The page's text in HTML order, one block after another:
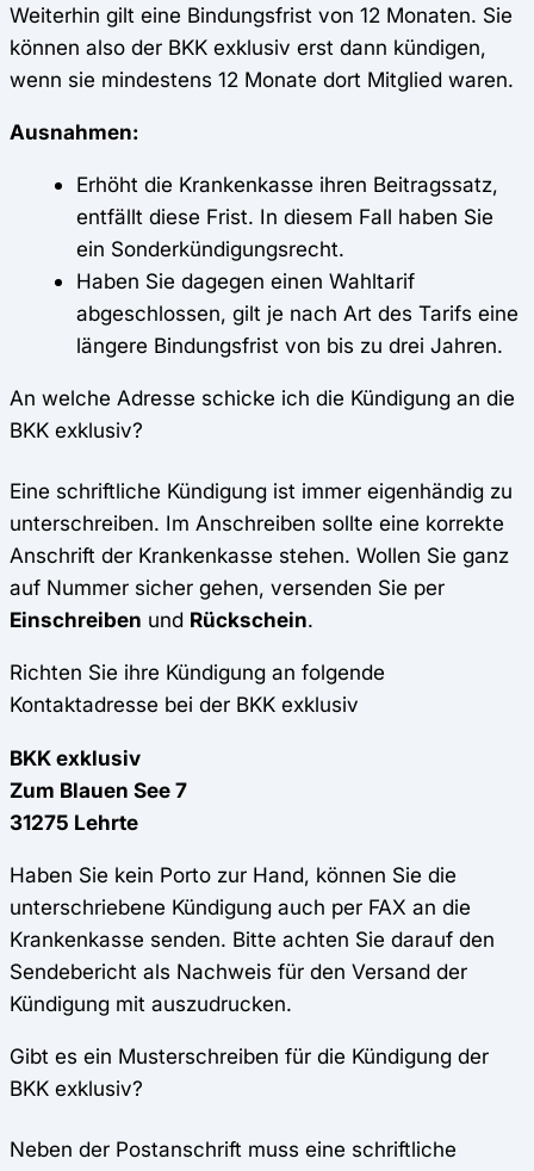
Weiterhin gilt eine Bindungsfrist von 12 Monaten. Sie
können also der BKK exklusiv erst dann kündigen,
wenn sie mindestens 12 Monate dort Mitglied waren.
Ausnahmen:
Erhöht die Krankenkasse ihren Beitragssatz,
entfällt diese Frist. In diesem Fall haben Sie
ein Sonderkündigungsrecht.
Haben Sie dagegen einen Wahltarif
abgeschlossen, gilt je nach Art des Tarifs eine
längere Bindungsfrist von bis zu drei Jahren.
An welche Adresse schicke ich die Kündigung an die
BKK exklusiv?
Eine schriftliche Kündigung ist immer eigenhändig zu
unterschreiben. Im Anschreiben sollte eine korrekte
Anschrift der Krankenkasse stehen. Wollen Sie ganz
auf Nummer sicher gehen, versenden Sie per
Einschreiben und Rückschein.
Richten Sie ihre Kündigung an folgende
Kontaktadresse bei der BKK exklusiv
BKK exklusiv
Zum Blauen See 7
31275 Lehrte
Haben Sie kein Porto zur Hand, können Sie die
unterschriebene Kündigung auch per FAX an die
Krankenkasse senden. Bitte achten Sie darauf den
Sendebericht als Nachweis für den Versand der
Kündigung mit auszudrucken.
Gibt es ein Musterschreiben für die Kündigung der
BKK exklusiv?
Neben der Postanschrift muss eine schriftliche